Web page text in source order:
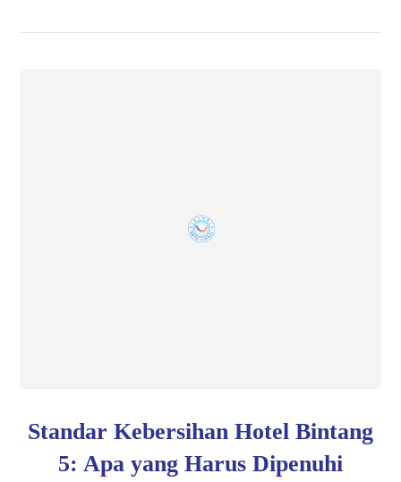
Standar Kebersihan Hotel Bintang
5: Apa yang Harus Dipenuhi